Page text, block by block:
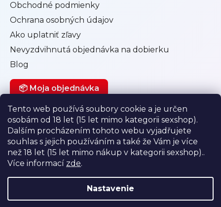
Tento web používá soubory cookie a je určen
osobám od 18 let (15 let mimo kategorii sexshop).
Dalším procházením tohoto webu vyjadřujete
souhlas s jejich používáním a také že Vám je více
než 18 let (15 let mimo nákup v kategorii sexshop)..
Více informací zde.
Nastavenie
Obchodné podmienky
Ochrana osobných údajov
Ako uplatniť zľavy
Nevyzdvihnutá objednávka na dobierku
Blog
📦 Moja objednávka
Můj účet
Přihlásit se
Registrace